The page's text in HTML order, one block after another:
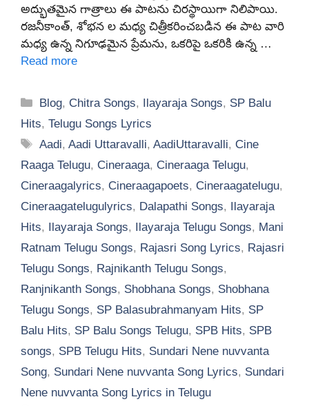
అద్భుతమైన గాత్రాలు ఈ పాటను చిరస్థాయిగా నిలిపాయి.
రజనీకాంత్, శోభన ల మధ్య చిత్రీకరించబడిన ఈ పాట వారి
మధ్య ఉన్న నిగూఢమైన ప్రేమను, ఒకరిపై ఒకరికి ఉన్న …
Read more
Categories
Blog, Chitra Songs, Ilayaraja Songs, SP Balu
Hits, Telugu Songs Lyrics
Tags
Aadi,Aadi Uttaravalli,AadiUttaravalli, Cine
Raaga Telugu, Cineraaga, Cineraaga Telugu,
Cineraagalyrics, Cineraagapoets, Cineraagatelugu,
Cineraagatelugulyrics, Dalapathi Songs,
Ilayaraja
Hits, Ilayaraja Songs, Ilayaraja Telugu Songs, Mani
Ratnam Telugu Songs, Rajasri Song Lyrics, Rajasri
Telugu Songs, Rajnikanth Telugu Songs,
Ranjnikanth Songs, Shobhana Songs, Shobhana
Telugu Songs, SP Balasubrahmanyam Hits, SP
Balu Hits, SP Balu Songs Telugu, SPB Hits, SPB
songs, SPB Telugu Hits, Sundari Nene nuvvanta
Song, Sundari Nene nuvvanta Song Lyrics, Sundari
Nene nuvvanta Song Lyrics in Telugu